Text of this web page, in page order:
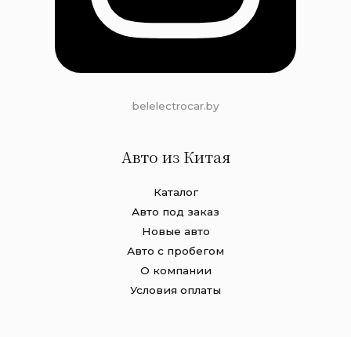
belelectrocar.by
Авто из Китая
Каталог
Авто под заказ
Новые авто
Авто с пробегом
О компании
Условия оплаты